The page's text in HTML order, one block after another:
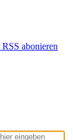
RSS abonieren